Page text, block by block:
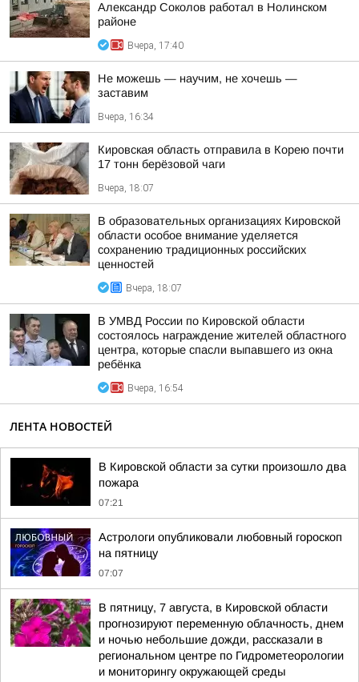
Александр Соколов работал в Нолинском
районе
Вчера, 17:40
Не можешь — научим, не хочешь —
заставим
Вчера, 16:34
Кировская область отправила в Корею почти
17 тонн берёзовой чаги
Вчера, 18:07
В образовательных организациях Кировской
области особое внимание уделяется
сохранению традиционных российских
ценностей
Вчера, 18:07
В УМВД России по Кировской области
состоялось награждение жителей областного
центра, которые спасли выпавшего из окна
ребёнка
Вчера, 16:54
ЛЕНТА НОВОСТЕЙ
В Кировской области за сутки произошло два
пожара
07:21
Астрологи опубликовали любовный гороскоп
на пятницу
07:07
В пятницу, 7 августа, в Кировской области
прогнозируют переменную облачность, днем
и ночью небольшие дожди, рассказали в
региональном центре по Гидрометеорологии
и мониторингу окружающей среды